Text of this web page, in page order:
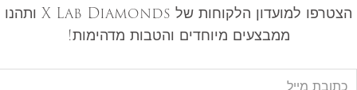
הצטרפו למועדון הלקוחות של X Lab Diamonds ותהנו
ממבצעים מיוחדים והטבות מדהימות!